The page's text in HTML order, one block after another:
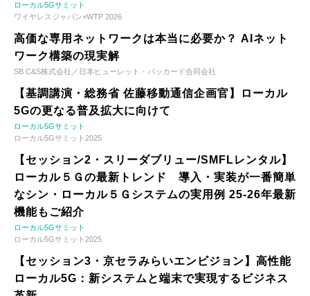
ローカル5Gサミット
ワイヤレスジャパン×WTP 2026
高価な専用ネットワークは本当に必要か？ AIネット
ワーク構築の現実解
SB C&S株式会社／日本ヒューレット・パッカード合同会社
【基調講演・総務省 佐藤移動通信企画官】ローカル
5Gの更なる普及拡大に向けて
ローカル5Gサミット
ローカル5Gサミット2025
【セッション2・スリーダブリュー/SMFLレンタル】
ローカル５Ｇの最新トレンド 導入・実装が一番簡単
なシン・ローカル５Ｇシステムの実用例 25-26年最新
機能もご紹介
ローカル5Gサミット
ローカル5Gサミット2025
【セッション3・京セラみらいエンビジョン】高性能
ローカル5G：新システムと端末で実現するビジネス